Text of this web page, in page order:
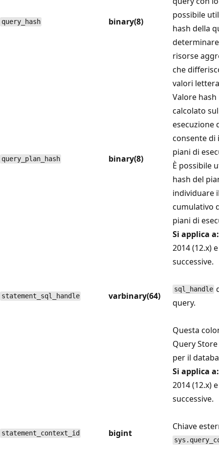
query_hash binary(8)
possibile
hash della
risorse
che
valori
query_plan_hash binary(8)
Valore
calcolato
esecuzione
consente di
piani di
È possibile
hash del
individuare
cumulativo
piani di
statement_sql_handle varbinary(64)
Si applica a:
2014 (12.x)
successive.
sql_handle
query.
Questa
Query
per il
statement_context_id bigint
Si applica a:
2014 (12.x)
successive.
Chiave